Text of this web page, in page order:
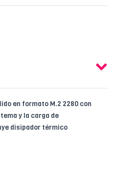
en formato M.2 2280 con
y la carga de
disipador térmico